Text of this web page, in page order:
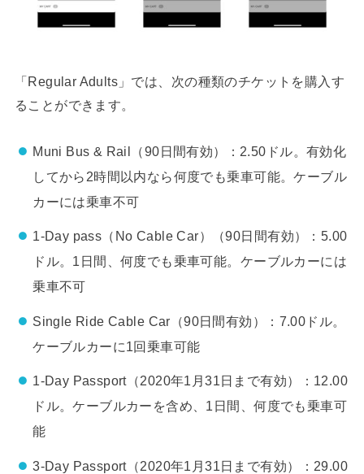
「Regular Adults」では、次の種類のチケットを購入す
ることができます。
Muni Bus & Rail（90日間有効）：2.50ドル。有効化
してから2時間以内なら何度でも乗車可能。ケーブル
カーには乗車不可
1-Day pass（No Cable Car）（90日間有効）：5.00
ドル。1日間、何度でも乗車可能。ケーブルカーには
乗車不可
Single Ride Cable Car（90日間有効）：7.00ドル。
ケーブルカーに1回乗車可能
1-Day Passport（2020年1月31日まで有効）：12.00
ドル。ケーブルカーを含め、1日間、何度でも乗車可
能
3-Day Passport（2020年1月31日まで有効）：29.00